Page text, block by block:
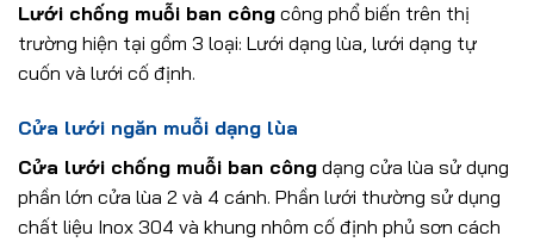
Lưới chống muỗi ban công công phổ biến trên thị
trường hiện tại gồm 3 loại: Lưới dạng lùa, lưới dạng tự
cuốn và lưới cố định.
Cửa lưới ngăn muỗi dạng lùa
Cửa lưới chống muỗi ban công dạng cửa lùa sử dụng
phần lớn cửa lùa 2 và 4 cánh. Phần lưới thường sử dụng
chất liệu Inox 304 và khung nhôm cố định phủ sơn cách